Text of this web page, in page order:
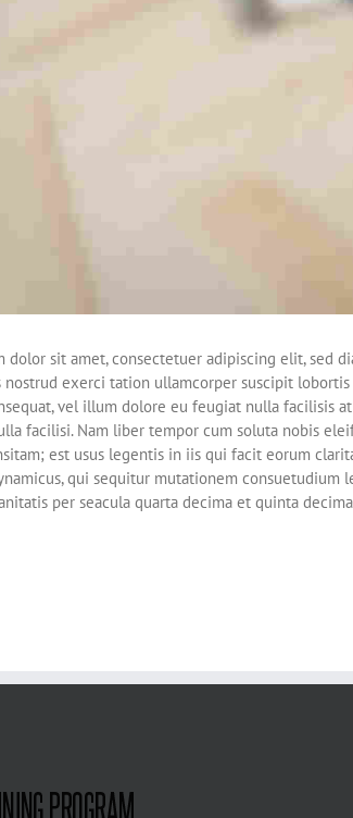
dolor sit amet, consectetuer adipiscing elit, sed
nostrud exerci tation ullamcorper suscipit
vel illum dolore eu feugiat nulla facilisis
facilisi. Nam liber tempor cum soluta nobis
est usus legentis in iis qui facit eorum
qui sequitur mutationem
per seacula quarta decima et quinta